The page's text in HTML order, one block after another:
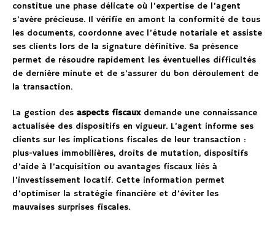
constitue une phase délicate où l’expertise de l’agent
s’avère précieuse. Il vérifie en amont la conformité de tous
les documents, coordonne avec l’étude notariale et assiste
ses clients lors de la signature définitive. Sa présence
permet de résoudre rapidement les éventuelles difficultés
de dernière minute et de s’assurer du bon déroulement de
la transaction.
La gestion des aspects fiscauxdemande une connaissance
actualisée des dispositifs en vigueur. L’agent informe ses
clients sur les implications fiscales de leur transaction :
plus-values immobilières, droits de mutation, dispositifs
d’aide à l’acquisition ou avantages fiscaux liés à
l’investissement locatif. Cette information permet
d’optimiser la stratégie financière et d’éviter les
mauvaises surprises fiscales.